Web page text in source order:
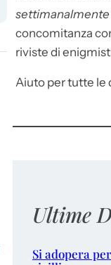
settimanalmente
concomitanza
riviste di
Aiuto per tutte le
Ultime
Si adopera